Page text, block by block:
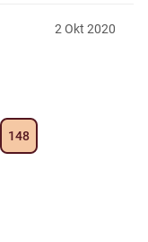
2Okt 2020
148